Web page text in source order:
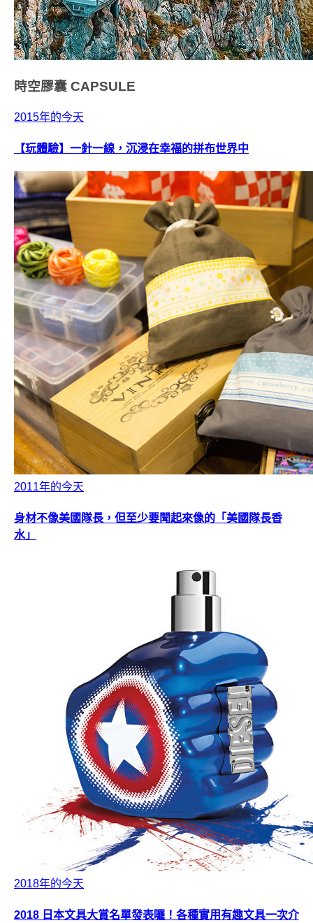
時空膠囊 CAPSULE
2015年的今天
【玩體驗】一針一線，沉浸在幸福的拼布世界中
2011年的今天
身材不像美國隊長，但至少要聞起來像的「美國隊長香
水」
2018年的今天
2018 日本文具大賞名單發表囉！各種實用有趣文具一次介